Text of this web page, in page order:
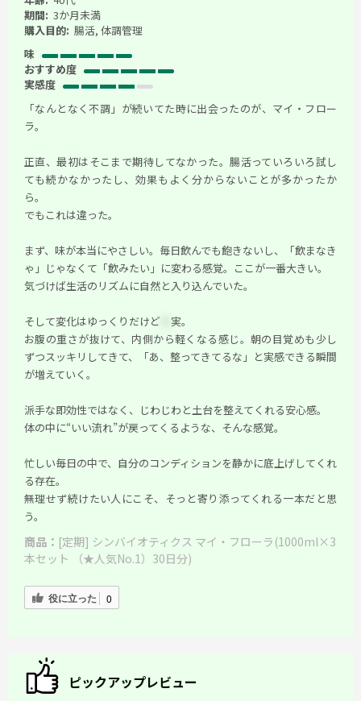
期間: 3か月未満
購入目的: 腸活, 体調管理
味
おすすめ度
実感度
「なんとなく不調」が続いてた時に出会ったのが、マイ・フロー
ラ。
正直、最初はそこまで期待してなかった。腸活っていろいろ試し
ても続かなかったし、効果もよく分からないことが多かったか
ら。
でもこれは違った。
まず、味が本当にやさしい。毎日飲んでも飽きないし、「飲まなき
ゃ」じゃなくて「飲みたい」に変わる感覚。ここが一番大きい。
気づけば生活のリズムに自然と入り込んでいた。
そして変化はゆっくりだけど
実。
お腹の重さが抜けて、内側から軽くなる感じ。朝の目覚めも少し
ずつスッキリしてきて、「あ、整ってきてるな」と実感できる瞬間
が増えていく。
派手な即効性ではなく、じわじわと土台を整えてくれる安心感。
体の中に“いい流れ”が戻ってくるような、そんな感覚。
忙しい毎日の中で、自分のコンディションを静かに底上げしてくれ
る存在。
無理せず続けたい人にこそ、そっと寄り添ってくれる一本だと思
う。
商品： [定期] シンバイオティクス マイ・フローラ(1000ml×3
本セット （★人気No.1）30日分)
役に立った 0
ピックアップレビュー